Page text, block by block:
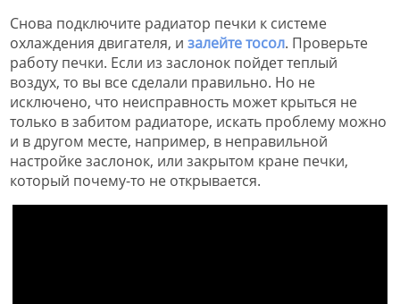
Снова подключите радиатор печки к системе
охлаждения двигателя, и залейте тосол. Проверьте
работу печки. Если из заслонок пойдет теплый
воздух, то вы все сделали правильно. Но не
исключено, что неисправность может крыться не
только в забитом радиаторе, искать проблему можно
и в другом месте, например, в неправильной
настройке заслонок, или закрытом кране печки,
который почему-то не открывается.